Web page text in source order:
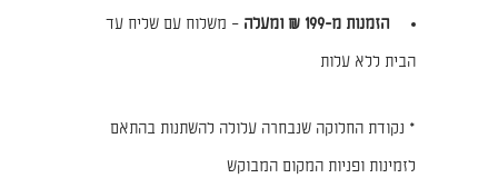
הזמנות מ-199 ₪ ומעלה
– משלוח עם שליח עד
הבית ללא עלות
* נקודת החלוקה שנבחרה עלולה להשתנות בהתאם
לזמינות ופניות המקום המבוקש